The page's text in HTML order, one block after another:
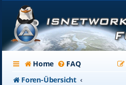
Home FAQ
Foren-Übersicht